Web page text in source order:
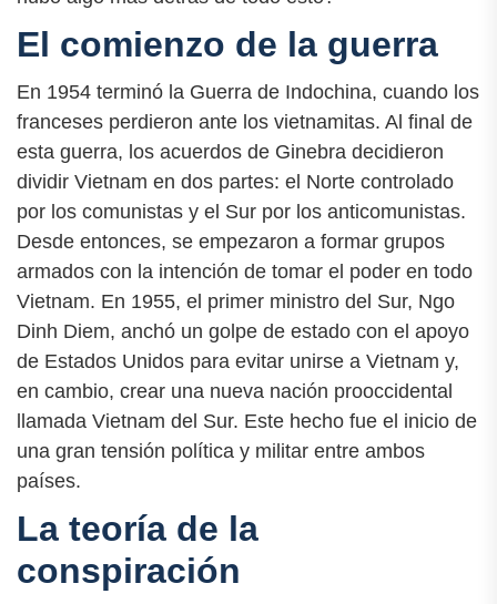
El comienzo de la guerra
En 1954 terminó la Guerra de Indochina, cuando los
franceses perdieron ante los vietnamitas. Al final de
esta guerra, los acuerdos de Ginebra decidieron
dividir Vietnam en dos partes: el Norte controlado
por los comunistas y el Sur por los anticomunistas.
Desde entonces, se empezaron a formar grupos
armados con la intención de tomar el poder en todo
Vietnam. En 1955, el primer ministro del Sur, Ngo
Dinh Diem, anchó un golpe de estado con el apoyo
de Estados Unidos para evitar unirse a Vietnam y,
en cambio, crear una nueva nación prooccidental
llamada Vietnam del Sur. Este hecho fue el inicio de
una gran tensión política y militar entre ambos
países.
La teoría de la
conspiración